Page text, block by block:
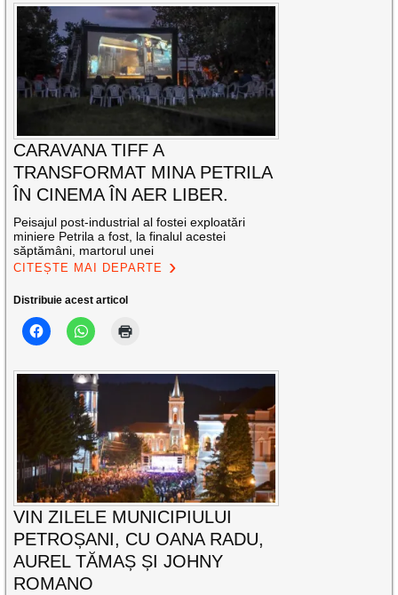
CARAVANA TIFF A
TRANSFORMAT MINA PETRILA
ÎN CINEMA ÎN AER LIBER.
Peisajul post-industrial al fostei exploatări
miniere Petrila a fost, la finalul acestei
săptămâni, martorul unei
CITEȘTE MAI DEPARTE
Distribuie acest articol
VIN ZILELE MUNICIPIULUI
PETROȘANI, CU OANA RADU,
AUREL TĂMAȘ ȘI JOHNY
ROMANO